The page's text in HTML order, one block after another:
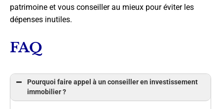
patrimoine et vous conseiller au mieux pour éviter les
dépenses inutiles.
FAQ
Pourquoi faire appel à un conseiller en investissement
immobilier ?